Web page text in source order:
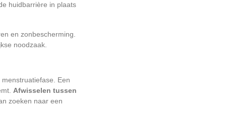
huidbarrière in plaats
en zonbescherming.
noodzaak.
Een
Afwisselen tussen
zoeken naar een